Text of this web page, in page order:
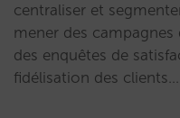
centraliser et
mener des
des enquêtes de
fidélisation des